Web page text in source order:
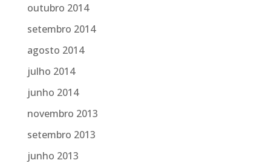
outubro 2014
setembro 2014
agosto 2014
julho 2014
junho 2014
novembro 2013
setembro 2013
junho 2013